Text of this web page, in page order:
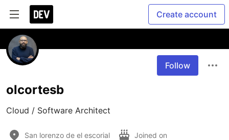
Create account
Follow
olcortesb
Cloud / Software Architect
San lorenzo de el escorial Joined on